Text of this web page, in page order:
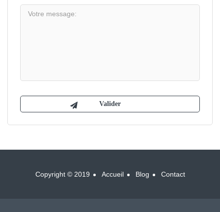
Copyright © 2019 Accueil Blog Contact